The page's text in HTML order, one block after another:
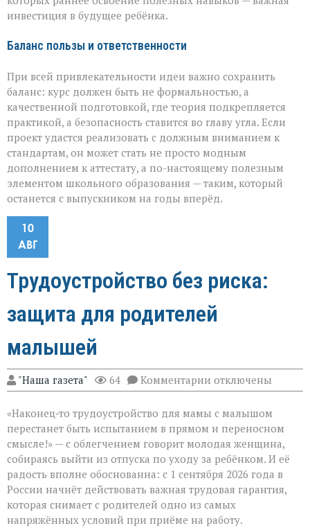
инвестиция в будущее ребёнка.
Баланс пользы и ответственности
При всей привлекательности идеи важно сохранить
баланс: курс должен быть не формальностью, а
качественной подготовкой, где теория подкрепляется
практикой, а безопасность ставится во главу угла. Если
проект удастся реализовать с должным вниманием к
стандартам, он может стать не просто модным
дополнением к аттестату, а по-настоящему полезным
элементом школьного образования — таким, который
останется с выпускником на годы вперёд.
10
АВГ
Трудоустройство без риска:
защита для родителей
малышей
"Наша газета" 64 Комментарии к
записи
без
риска:
защита
для
родителей
малышей
отключены
«Наконец‑то трудоустройство для мамы с малышом
перестанет быть испытанием в прямом и переносном
смысле!» — с облегчением говорит молодая женщина,
собираясь выйти из отпуска по уходу за ребёнком. И её
радость вполне обоснованна: с 1 сентября 2026 года в
России начнёт действовать важная трудовая гарантия,
которая снимает с родителей одно из самых
напряжённых условий при приёме на работу.